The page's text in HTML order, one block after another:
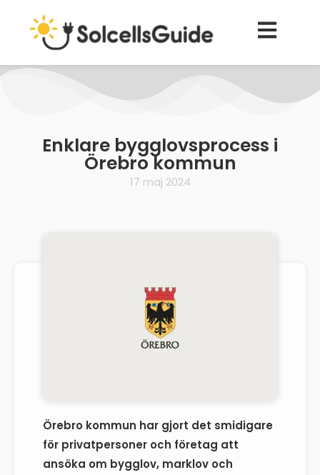
Enklare bygglovsprocess i
Örebro kommun
17 maj 2024
Örebro kommun har gjort det smidigare
för privatpersoner och företag att
ansöka om bygglov, marklov och